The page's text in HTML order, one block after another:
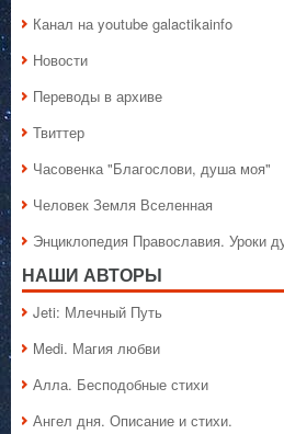
Канал на youtube galactikainfo
Новости
Переводы в архиве
Твиттер
Часовенка "Благослови, душа моя"
Человек Земля Вселенная
Энциклопедия Православия. Уроки
НАШИ АВТОРЫ
Jeti: Млечный Путь
Medi. Магия любви
Алла. Бесподобные стихи
Ангел дня. Описание и стихи.